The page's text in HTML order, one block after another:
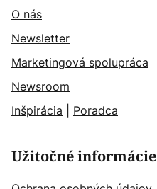
O nás
Newsletter
Marketingová spolupráca
Newsroom
Inšpirácia
Poradca
Užitočné informácie